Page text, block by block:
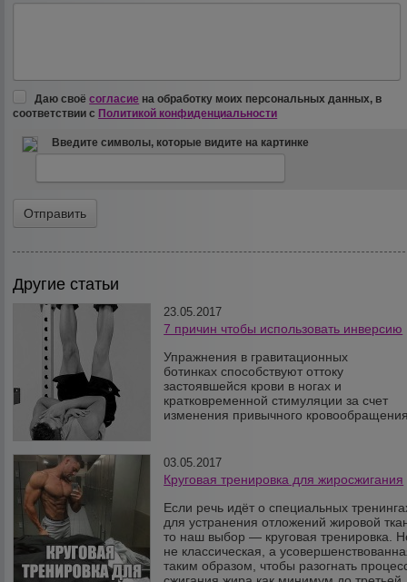
Даю своёсогласие на обработку моих персональных данных, в
соответствии с Политикой конфиденциальности
Введите символы, которые видите на картинке
Другие статьи
23.05.2017
7 причин чтобы использовать инверсию
Упражнения в гравитационных
ботинках способствуют оттоку
застоявшейся крови в ногах и
кратковременной стимуляции за счет
изменения привычного
03.05.2017
Круговая тренировка для жиросжигания
Если речь идёт о специальных
для устранения отложений жировой
то наш выбор — круговая тренировка.
не классическая, а
таким образом, чтобы разогнать